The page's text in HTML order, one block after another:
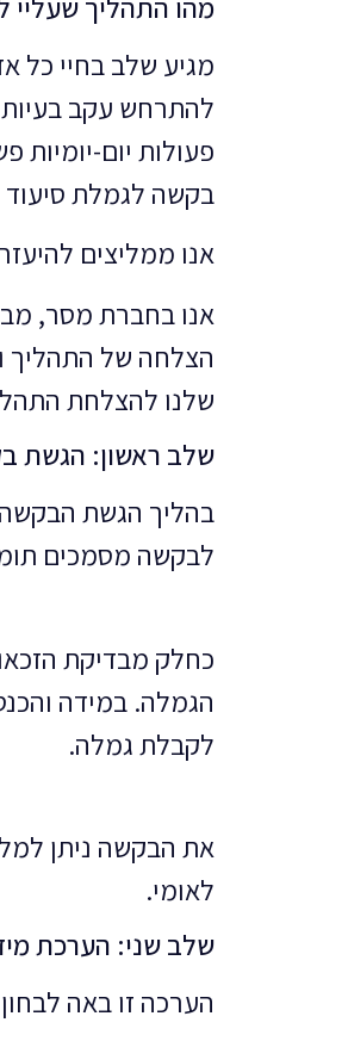
מגיע שלב בחיי כל
להתרחש עקב בעיות
פעולות יום-
בקשה לגמלת סיעוד
אנו ממליצים
הצלחה של התהליך
שלנו להצלחת
שלב ראשון: הגשת
בהליך הגשת
לבקשה מסמכים
כחלק מבדיקת
הגמלה. במידה
לקבלת גמלה.
את הבקשה ניתן
לאומי.
שלב שני: הערכת
הערכה זו באה